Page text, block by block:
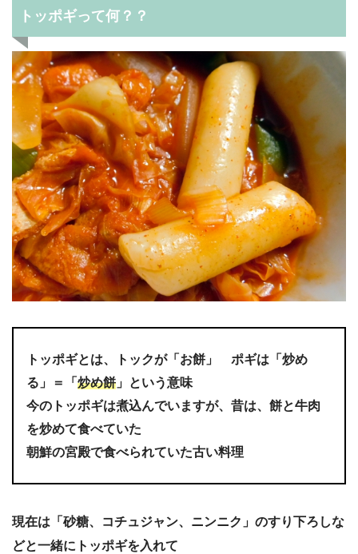
トッポギって何？？
トッポギとは、トックが「お餅」 ポギは「炒め
る」＝「 炒め餅 」という意味
今のトッポギは煮込んでいますが、昔は、餅と牛肉
を炒めて食べていた
朝鮮の宮殿で食べられていた古い料理
現在は「砂糖、コチュジャン、ニンニク」のすり下ろしな
どと一緒にトッポギを入れて